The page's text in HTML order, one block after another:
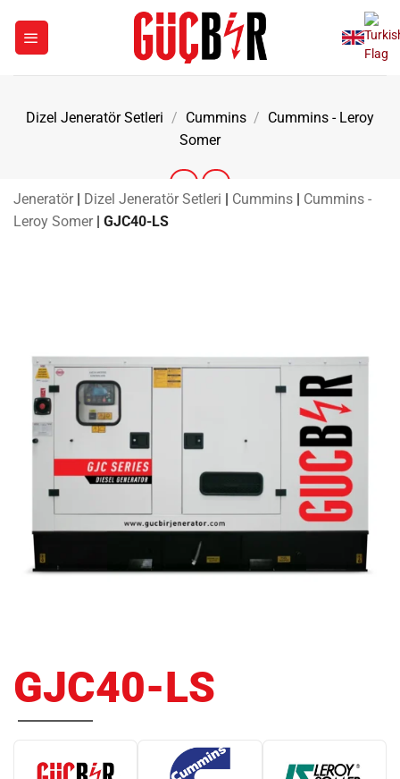
Dizel Jeneratör Setleri / Cummins / Cummins - Leroy
Somer
Jeneratör | Dizel Jeneratör Setleri | Cummins | Cummins -
Leroy Somer | GJC40-LS
GJC40-LS